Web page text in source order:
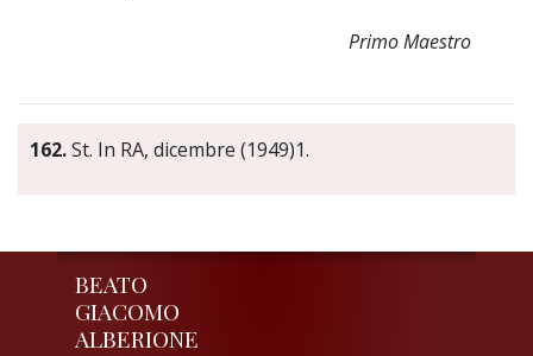
Primo Maestro
162.St. In RA, dicembre (1949)1.
BEATO
GIACOMO
ALBERIONE